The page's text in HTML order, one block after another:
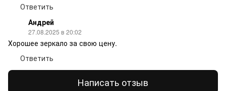
Ответить
Андрей
27.08.2025 в 20:02
Хорошее зеркало за свою цену.
Ответить
Написать отзыв